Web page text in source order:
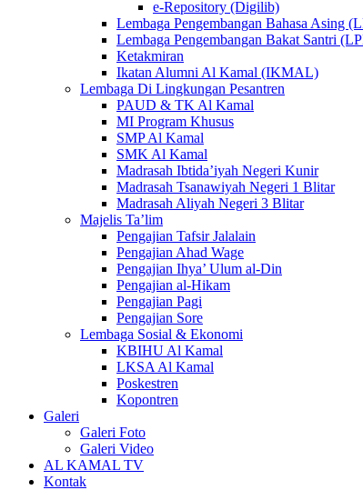
e-Repository (Digilib)
Lembaga Pengembangan Bahasa Asing
Lembaga Pengembangan Bakat Santri
Ketakmiran
Ikatan Alumni Al Kamal (IKMAL)
Lembaga Di Lingkungan Pesantren
PAUD & TK Al Kamal
MI Program Khusus
SMP Al Kamal
SMK Al Kamal
Madrasah Ibtida’iyah Negeri Kunir
Madrasah Tsanawiyah Negeri 1 Blitar
Madrasah Aliyah Negeri 3 Blitar
Majelis Ta’lim
Pengajian Tafsir Jalalain
Pengajian Ahad Wage
Pengajian Ihya’ Ulum al-Din
Pengajian al-Hikam
Pengajian Pagi
Pengajian Sore
Lembaga Sosial & Ekonomi
KBIHU Al Kamal
LKSA Al Kamal
Poskestren
Kopontren
Galeri
Galeri Foto
Galeri Video
AL KAMAL TV
Kontak